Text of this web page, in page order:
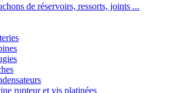
de réservoirs, ressorts, joints ...
rupteur et vis platinées